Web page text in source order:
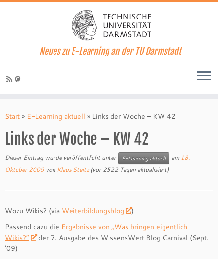
Inhalt
Neues zu E-Learning an der TU Darmstadt
Start » E-Learning aktuell » Links der Woche – KW 42
Links der Woche – KW 42
Dieser Eintrag wurde veröffentlicht unter E-Learning aktuell am 18.
Oktober 2009 von Klaus Steitz(vor 2522 Tagen aktualisiert)
Wozu Wikis? (via Weiterbildungsblog
)
Passend dazu die Ergebnisse von „Was bringen eigentlich
Wikis?“
der 7. Ausgabe des WissensWert Blog Carnival (Sept.
‘09)